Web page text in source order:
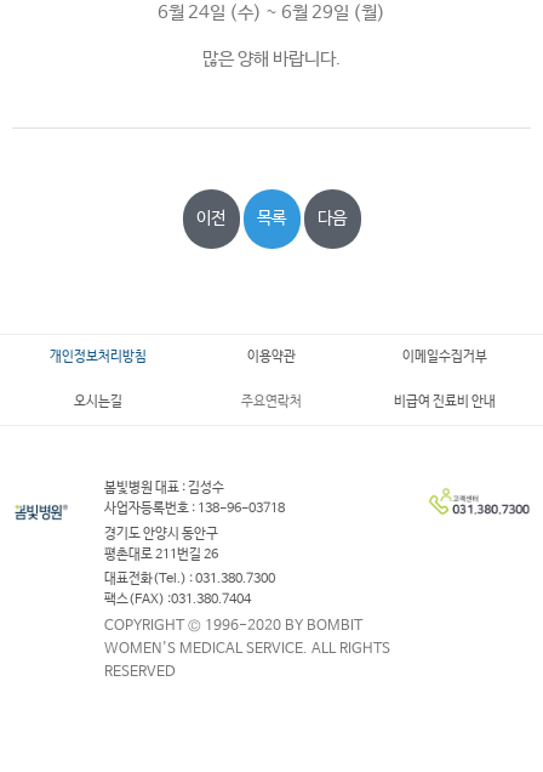
6월 24일 (수) ~ 6월 29일 (월)
많은 양해 바랍니다.
이전 목록 다음
개인정보처리방침 이용약관 이메일수집거부
오시는길 주요연락처 비급여 진료비 안내
봄빛병원 대표 : 김성수
사업자등록번호 : 138-96-03718
경기도 안양시 동안구
평촌대로 211번길 26
대표전화(Tel.) : 031.380.7300
팩스(FAX) :031.380.7404
COPYRIGHT © 1996-2020 BY BOMBIT
WOMEN'S MEDICAL SERVICE. ALL RIGHTS
RESERVED